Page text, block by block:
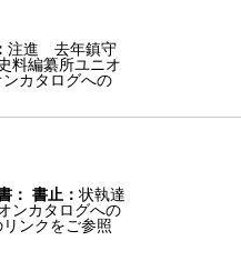
注進 去年鎮守
料編纂所ユニオ
ンカタログへの
： 書止： 状執達
ンカタログへの
ンクをご参照